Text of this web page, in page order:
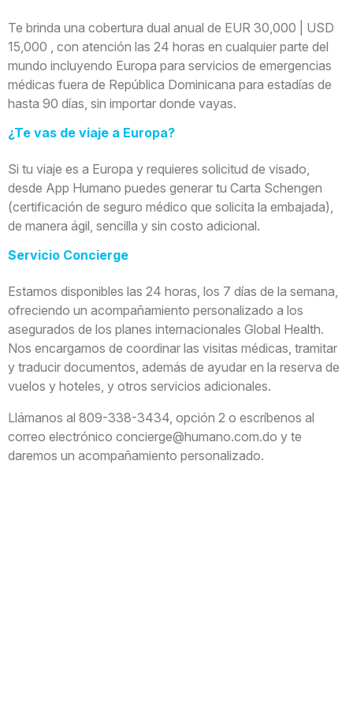
Te brinda una cobertura dual anual de EUR 30,000 | USD
15,000 , con atención las 24 horas en cualquier parte del
mundo incluyendo Europa para servicios de emergencias
médicas fuera de República Dominicana para estadías de
hasta 90 días, sin importar donde vayas.
¿Te vas de viaje a Europa?
Si tu viaje es a Europa y requieres solicitud de visado,
desde App Humano puedes generar tu Carta Schengen
(certificación de seguro médico que solicita la embajada),
de manera ágil, sencilla y sin costo adicional.
Servicio Concierge
Estamos disponibles las 24 horas, los 7 días de la semana,
ofreciendo un acompañamiento personalizado a los
asegurados de los planes internacionales Global Health.
Nos encargamos de coordinar las visitas médicas, tramitar
y traducir documentos, además de ayudar en la reserva de
vuelos y hoteles, y otros servicios adicionales.
Llámanos al 809-338-3434, opción 2 o escríbenos al
correo electrónico conci​erge@humano.com.do y te
daremos un acompañamiento personalizado.